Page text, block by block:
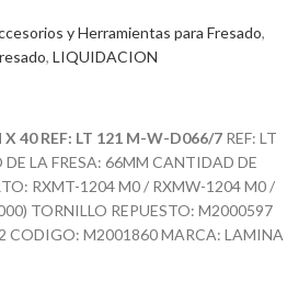
y Herramientas para Fresado,
, LIQUIDACION
X 40 REF: LT 121 M-W-D066/7 REF: LT
LA FRESA: 66MM CANTIDAD DE
RXMT-1204 M0 / RXMW-1204 M0 /
TORNILLO REPUESTO: M2000597
CODIGO: M2001860 MARCA: LAMINA